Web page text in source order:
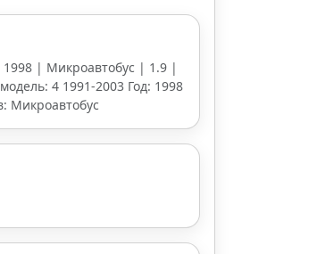
| Микроавтобус | 1.9 |
4 1991-2003 Год: 1998
Микроавтобус